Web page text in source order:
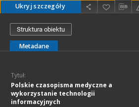
Ukryj szczegóły
Struktura obiektu
Metadane
Tytuł:
Polskie czasopisma medyczne a
wykorzystanie technologii
informacyjnych